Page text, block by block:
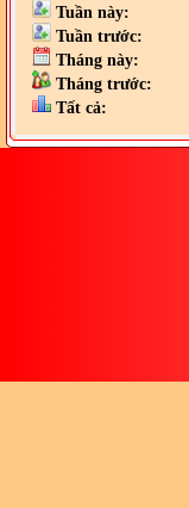
Tuần này:
Tuần trước:
Tháng này:
Tháng trước:
Tất cả: